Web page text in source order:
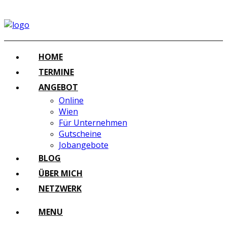
HOME
TERMINE
ANGEBOT
Online
Wien
Für Unternehmen
Gutscheine
Jobangebote
BLOG
ÜBER MICH
NETZWERK
MENU